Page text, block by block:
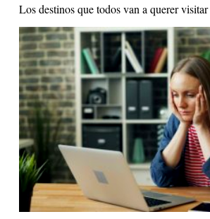
Los destinos que todos van a querer